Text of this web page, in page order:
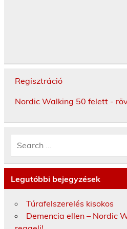
Regisztráció
Nordic Walking 50 felett -
Legutóbbi bejegyzések
Túrafelszerelés kisokos
Demencia ellen – Nordic